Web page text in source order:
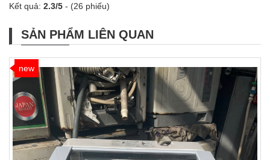
Kết quả: 2.3/5 - (26 phiếu)
SẢN PHẨM LIÊN QUAN
new